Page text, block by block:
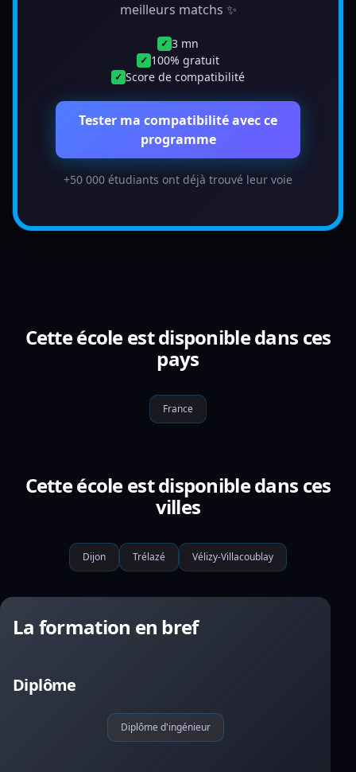
meilleurs matchs ✨
✓ 3 mn
✓ 100% gratuit
✓ Score de compatibilité
Tester ma compatibilité avec ce
programme
+50 000 étudiants ont déjà trouvé leur voie
Cette école est disponible dans ces
pays
France
Cette école est disponible dans ces
villes
Dijon Trélazé Vélizy-Villacoublay
La formation en bref
Diplôme
Diplôme d'ingénieur